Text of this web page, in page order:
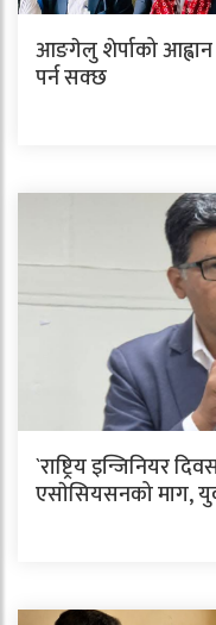
आङगेलु शेर्पाको
पर्न सक्छ
`राष्ट्रिय इन्जिनियर
एसाेसियसनको माग,